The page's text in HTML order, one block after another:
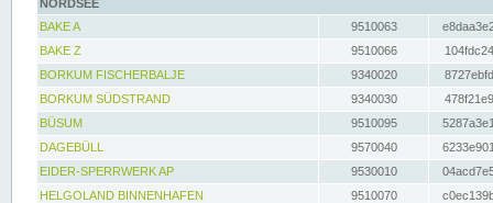
NORDSEE
BAKE A
9510063
BAKE Z
9510066
BORKUM FISCHERBALJE
9340020
BORKUM SÜDSTRAND
9340030
BÜSUM
9510095
DAGEBÜLL
9570040
EIDER-SPERRWERK AP
9530010
HELGOLAND BINNENHAFEN
9510070